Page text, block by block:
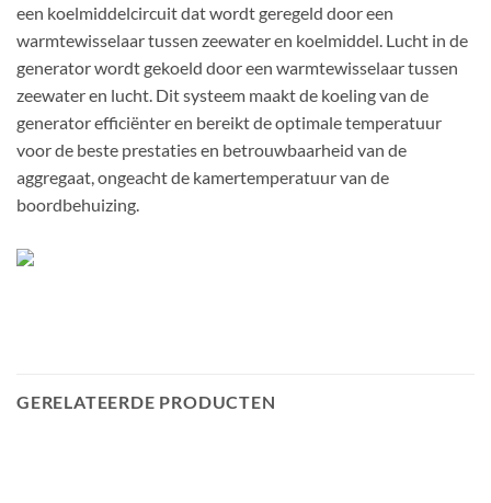
een koelmiddelcircuit dat wordt geregeld door een
warmtewisselaar tussen zeewater en koelmiddel. Lucht in de
generator wordt gekoeld door een warmtewisselaar tussen
zeewater en lucht. Dit systeem maakt de koeling van de
generator efficiënter en bereikt de optimale temperatuur
voor de beste prestaties en betrouwbaarheid van de
aggregaat, ongeacht de kamertemperatuur van de
boordbehuizing.
GERELATEERDE PRODUCTEN